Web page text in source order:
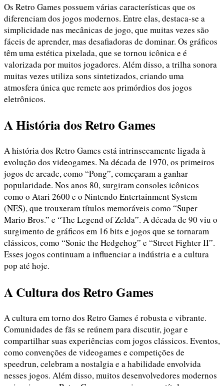
Os Retro Games possuem várias características que os
diferenciam dos jogos modernos. Entre elas, destaca-se a
simplicidade nas mecânicas de jogo, que muitas vezes são
fáceis de aprender, mas desafiadoras de dominar. Os gráficos
têm uma estética pixelada, que se tornou icônica e é
valorizada por muitos jogadores. Além disso, a trilha sonora
muitas vezes utiliza sons sintetizados, criando uma
atmosfera única que remete aos primórdios dos jogos
eletrônicos.
A História dos Retro Games
A história dos Retro Games está intrinsecamente ligada à
evolução dos videogames. Na década de 1970, os primeiros
jogos de arcade, como “Pong”, começaram a ganhar
popularidade. Nos anos 80, surgiram consoles icônicos
como o Atari 2600 e o Nintendo Entertainment System
(NES), que trouxeram títulos memoráveis como “Super
Mario Bros.” e “The Legend of Zelda”. A década de 90 viu o
surgimento de gráficos em 16 bits e jogos que se tornaram
clássicos, como “Sonic the Hedgehog” e “Street Fighter II”.
Esses jogos continuam a influenciar a indústria e a cultura
pop até hoje.
A Cultura dos Retro Games
A cultura em torno dos Retro Games é robusta e vibrante.
Comunidades de fãs se reúnem para discutir, jogar e
compartilhar suas experiências com jogos clássicos. Eventos,
como convenções de videogames e competições de
speedrun, celebram a nostalgia e a habilidade envolvida
nesses jogos. Além disso, muitos desenvolvedores modernos